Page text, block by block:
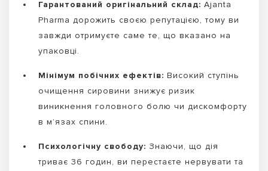
Гарантований оригінальний склад: Ajanta
Pharma дорожить своєю репутацією, тому ви
завжди отримуєте саме те, що вказано на
упаковці.
Мінімум побічних ефектів: Високий ступінь
очищення сировини знижує ризик
виникнення головного болю чи дискомфорту
в м’язах спини.
Психологічну свободу: Знаючи, що дія
триває 36 годин, ви перестаєте нервувати та